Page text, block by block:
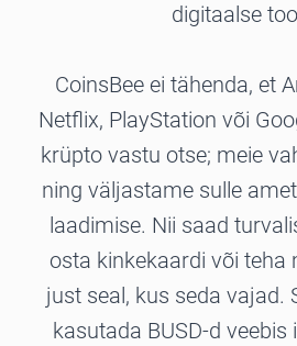
digitaalse
CoinsBee ei tähenda, et
Netflix, PlayStation või
krüpto vastu otse; meie
ning väljastame sulle
laadimise. Nii saad
osta kinkekaardi või teha
just seal, kus seda vajad.
kasutada BUSD-d veebis